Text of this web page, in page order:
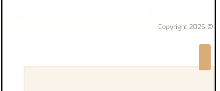
© Copyright 2026